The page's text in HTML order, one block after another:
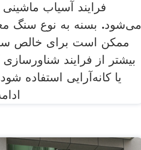
فرایند آسیاب
می‌شود. بسنه به نوع سنگ
ممکن است برای خالص
بیشتر از فرایند
یا کانه‌آرایی استفاده